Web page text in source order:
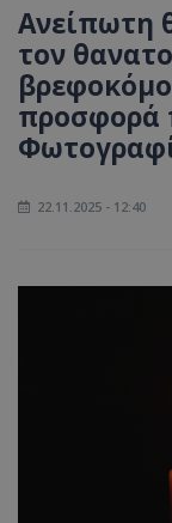
Ανείπωτη
τον
προσφορά
22.11.2025 - 12:40